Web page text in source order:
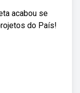
acabou se
do País!